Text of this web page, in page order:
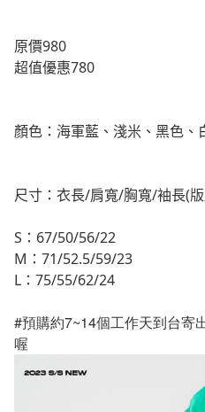
原價980
超值優惠780
顏色：海軍藍、淺米、黑色、
尺寸：衣長/肩寬/胸寬/袖長(
S：67/50/56/22
M：71/52.5/59/23
L：75/55/62/24
#預購約7~14個工作天到台寄
喔